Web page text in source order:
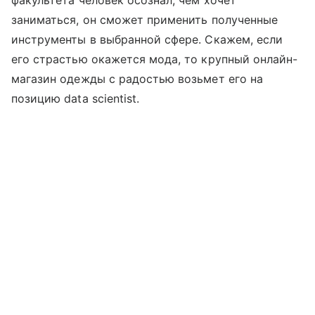
заниматься, он сможет применить полученные
инструменты в выбранной сфере. Скажем, если
его страстью окажется мода, то крупный онлайн-
магазин одежды с радостью возьмет его на
позицию data scientist.